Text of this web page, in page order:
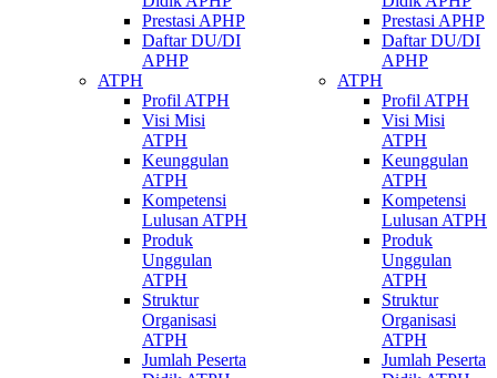
Prestasi APHP
Daftar DU/DI
APHP
ATPH
Profil ATPH
Visi Misi
ATPH
Keunggulan
ATPH
Kompetensi
Lulusan ATPH
Produk
Unggulan
ATPH
Struktur
Organisasi
ATPH
Jumlah Peserta
Prestasi APHP
Daftar DU/DI
APHP
ATPH
Profil ATPH
Visi Misi
ATPH
Keunggulan
ATPH
Kompetensi
Lulusan ATPH
Produk
Unggulan
ATPH
Struktur
Organisasi
ATPH
Jumlah Peserta